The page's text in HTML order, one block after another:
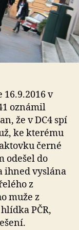
16.9.2016 v
oznámil
že v DC4 spí
ke kterému
černé
odešel do
ihned vyslána
z
muže z
PČR,